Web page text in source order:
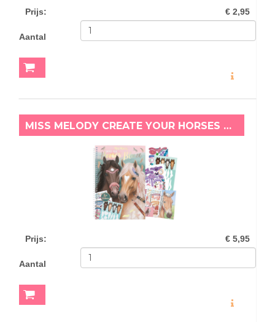
Prijs: € 2,95
Aantal
MISS MELODY CREATE YOUR HORSES BLAZE
Prijs: € 5,95
Aantal